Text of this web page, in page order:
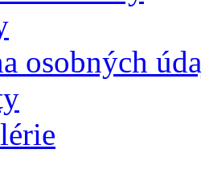
osobných